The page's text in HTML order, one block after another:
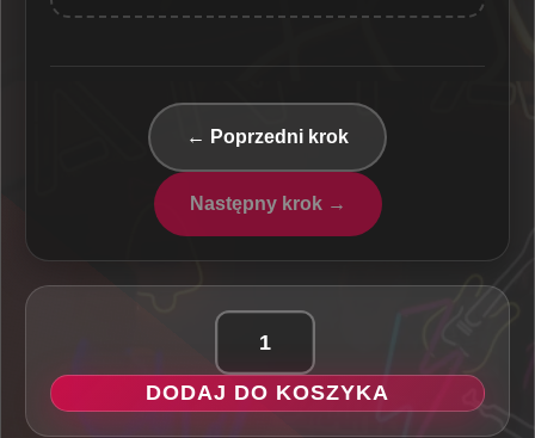
← Poprzedni krok
Następny krok →
Joker
-
DODAJ DO KOSZYKA